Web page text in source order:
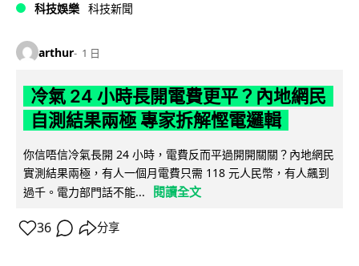
科技娛樂 科技新聞
arthur 1 日
冷氣 24 小時長開電費更平？內地網民
自測結果兩極 專家拆解慳電邏輯
你信唔信冷氣長開 24 小時，電費反而平過開開關關？內地網民
實測結果兩極，有人一個月電費只需 118 元人民幣，有人飆到
過千。電力部門話不能...
閱讀全文
36 分享